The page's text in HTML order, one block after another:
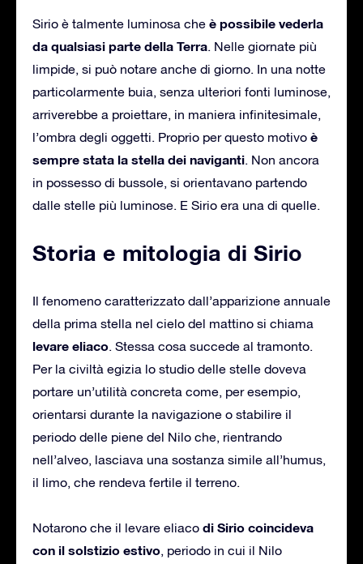
Sirio è talmente luminosa che è possibile vederla
da qualsiasi parte della Terra. Nelle giornate più
limpide, si può notare anche di giorno. In una notte
particolarmente buia, senza ulteriori fonti luminose,
arriverebbe a proiettare, in maniera infinitesimale,
l’ombra degli oggetti. Proprio per questo motivo è
sempre stata la stella dei naviganti. Non ancora
in possesso di bussole, si orientavano partendo
dalle stelle più luminose. E Sirio era una di quelle.
Storia e mitologia di Sirio
Il fenomeno caratterizzato dall’apparizione annuale
della prima stella nel cielo del mattino si chiama
levare eliaco. Stessa cosa succede al tramonto.
Per la civiltà egizia lo studio delle stelle doveva
portare un’utilità concreta come, per esempio,
orientarsi durante la navigazione o stabilire il
periodo delle piene del Nilo che, rientrando
nell’alveo, lasciava una sostanza simile all’humus,
il limo, che rendeva fertile il terreno.
Notarono che il levare eliaco di Sirio coincideva
con il solstizio estivo, periodo in cui il Nilo